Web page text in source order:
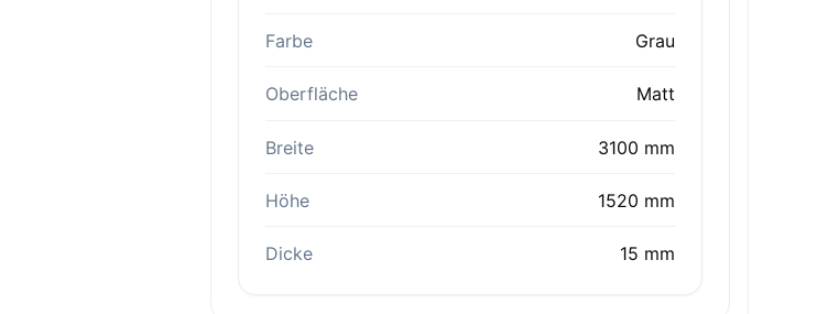
Farbe Grau
Oberfläche Matt
Breite 3100 mm
Höhe 1520 mm
Dicke 15 mm